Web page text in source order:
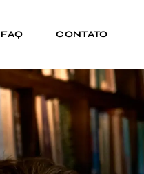
FAQ CONTATO